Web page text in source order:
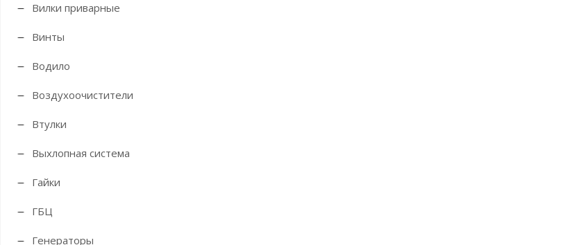
Вилки приварные
Винты
Водило
Воздухоочистители
Втулки
Выхлопная система
Гайки
ГБЦ
Генераторы